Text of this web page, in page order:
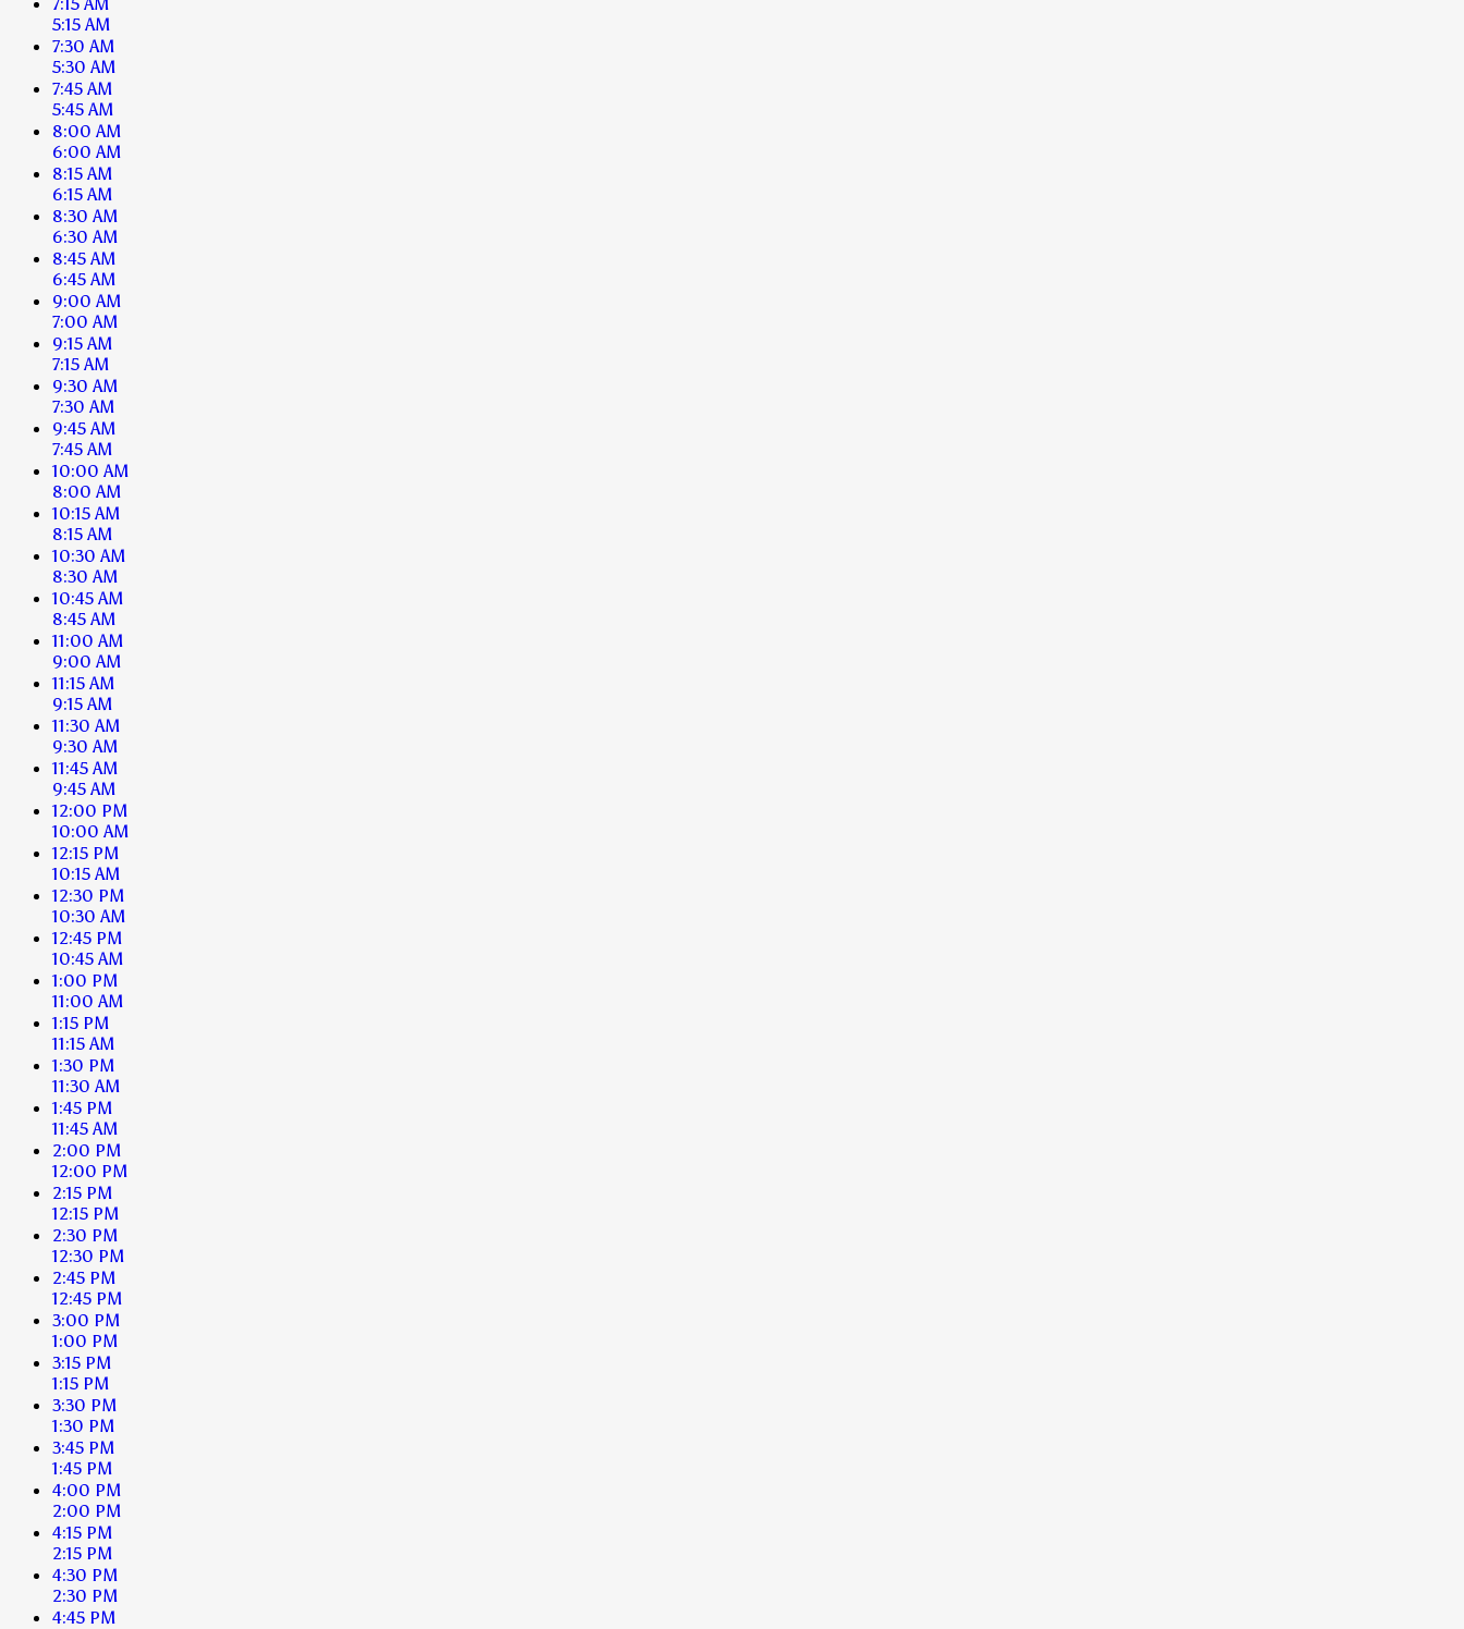
5:15 AM
7:30 AM
5:30 AM
7:45 AM
5:45 AM
8:00 AM
6:00 AM
8:15 AM
6:15 AM
8:30 AM
6:30 AM
8:45 AM
6:45 AM
9:00 AM
7:00 AM
9:15 AM
7:15 AM
9:30 AM
7:30 AM
9:45 AM
7:45 AM
10:00 AM
8:00 AM
10:15 AM
8:15 AM
10:30 AM
8:30 AM
10:45 AM
8:45 AM
11:00 AM
9:00 AM
11:15 AM
9:15 AM
11:30 AM
9:30 AM
11:45 AM
9:45 AM
12:00 PM
10:00 AM
12:15 PM
10:15 AM
12:30 PM
10:30 AM
12:45 PM
10:45 AM
1:00 PM
11:00 AM
1:15 PM
11:15 AM
1:30 PM
11:30 AM
1:45 PM
11:45 AM
2:00 PM
12:00 PM
2:15 PM
12:15 PM
2:30 PM
12:30 PM
2:45 PM
12:45 PM
3:00 PM
1:00 PM
3:15 PM
1:15 PM
3:30 PM
1:30 PM
3:45 PM
1:45 PM
4:00 PM
2:00 PM
4:15 PM
2:15 PM
4:30 PM
2:30 PM
4:45 PM